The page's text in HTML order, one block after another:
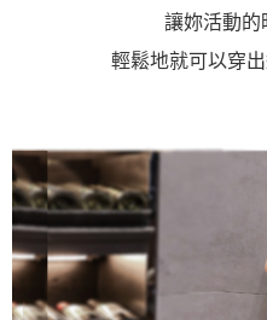
請求用戶進行身份認證。
５．嚴禁一人註冊多個帳號或使用
恩沛科技股份有限公司將有權停止
讓妳活動的
輕鬆地就可以穿